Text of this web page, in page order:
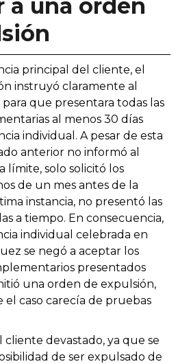
a una orden
principal del cliente, el
instruyó claramente al
que presentara todas las
al menos 30 días
individual. A pesar de esta
anterior no informó al
límite, solo solicitó los
de un mes antes de la
instancia, no presentó las
a tiempo. En consecuencia,
individual celebrada en
se negó a aceptar los
presentados
una orden de expulsión,
caso carecía de pruebas
cliente devastado, ya que se
de ser expulsado de